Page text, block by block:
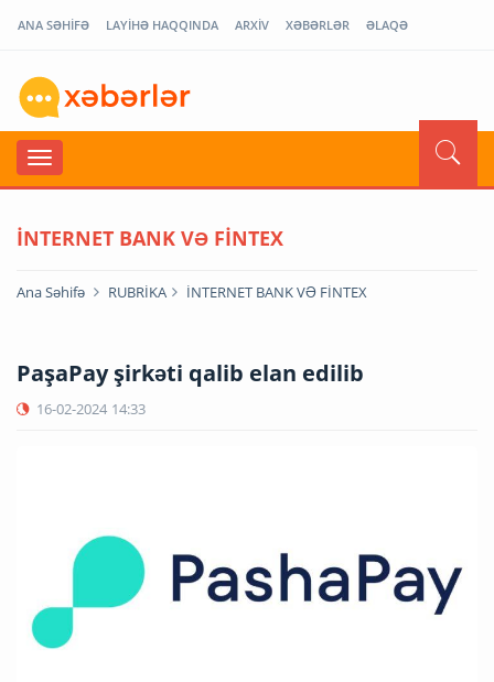
ANA SƏHİFƏ LAYİHƏ HAQQINDA ARXİV XƏBƏRLƏR ƏLAQƏ
İNTERNET BANK VƏ FİNTEX
Ana Səhifə RUBRİKA İNTERNET BANK VƏ FİNTEX
PaşaPay şirkəti qalib elan edilib
16-02-2024 14:33